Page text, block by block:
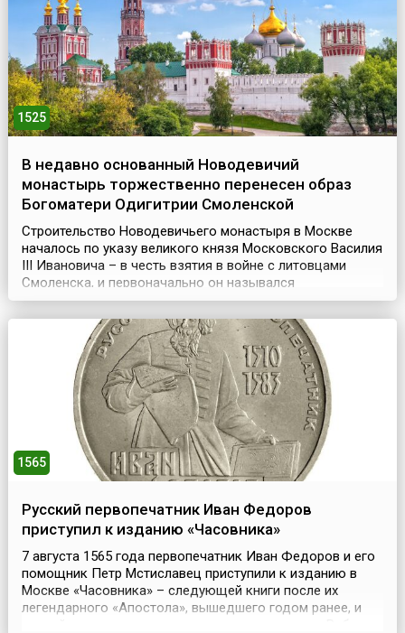
1525
В недавно основанный Новодевичий
монастырь торжественно перенесен образ
Богоматери Одигитрии Смоленской
Строительство Новодевичьего монастыря в Москве
началось по указу великого князя Московского Василия
III Ивановича – в честь взятия в войне с литовцами
Смоленска, и первоначально он назывался
«Богородице-Смоленский». Монастырь представлял
собой крепость, обнесенную мощной крепостной стеной
с 12 башнями.Год спустя, (28 июля) 7 августа 1525 года,
сюда из Благовещенского собора московского Кремля
1565
Русский первопечатник Иван Федоров
приступил к изданию «Часовника»
7 августа 1565 года первопечатник Иван Федоров и его
помощник Петр Мстиславец приступили к изданию в
Москве «Часовника» – следующей книги после их
легендарного «Апостола», вышедшего годом ранее, и